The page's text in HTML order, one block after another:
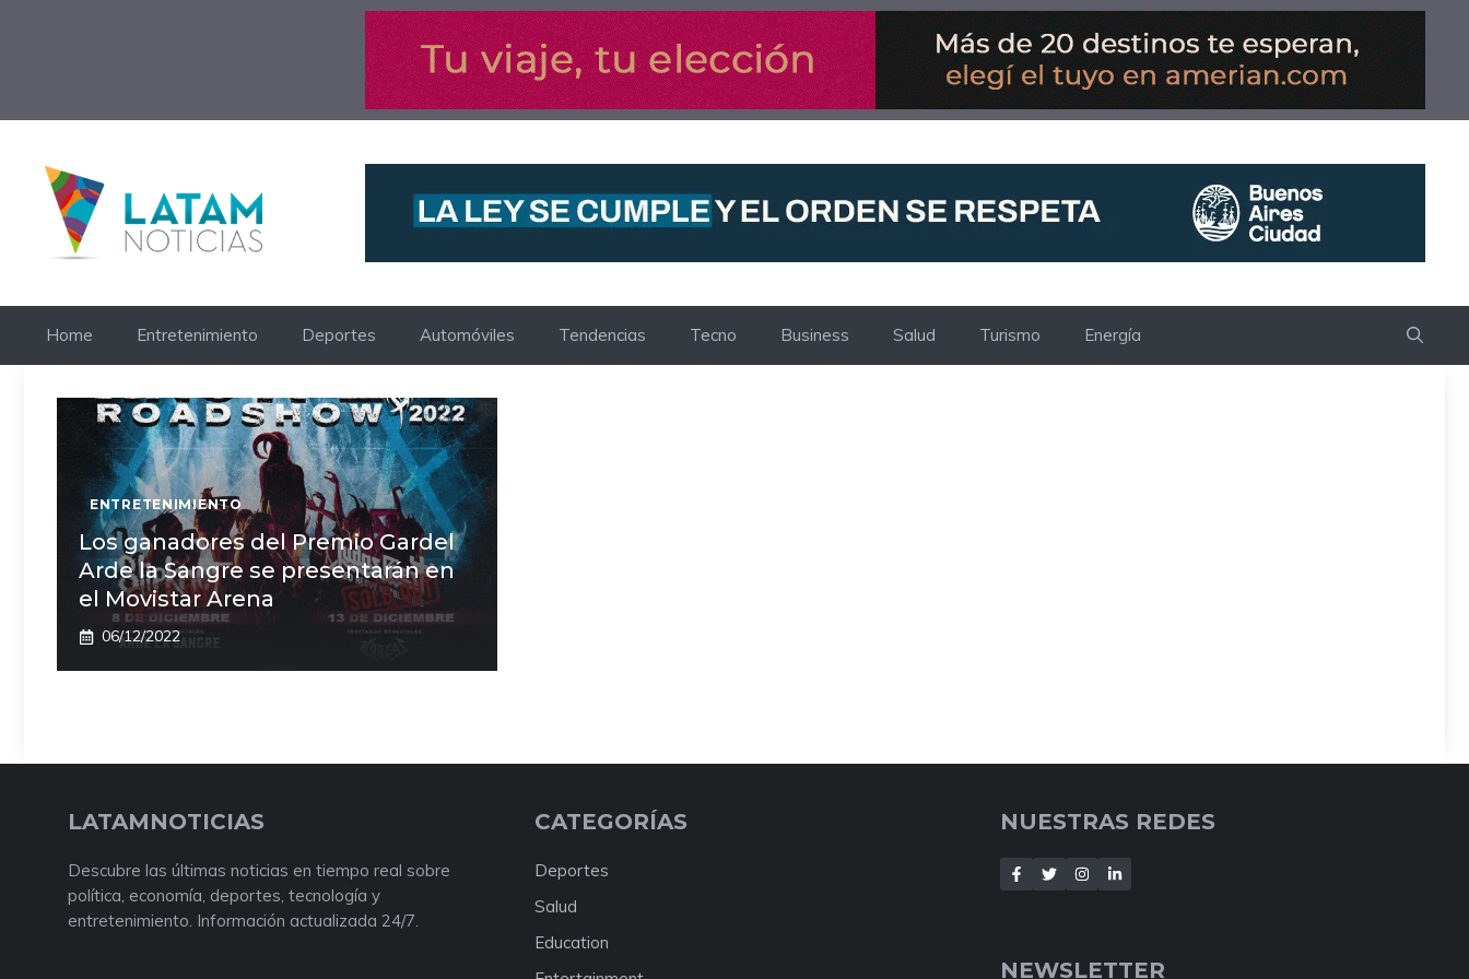
Home Entretenimiento Deportes Automóviles Tendencias Tecno Business Salud Turismo Energía
ENTRETENIMIENTO
Los ganadores del Premio Gardel
Arde la Sangre se presentarán en
el Movistar Arena
06/12/2022
LATAMNOTICIAS
Descubre las últimas noticias en tiempo real sobre
política, economía, deportes, tecnología y
entretenimiento. Información actualizada 24/7.
CATEGORÍAS
Deportes
Salud
Education
NUESTRAS REDES
NEWSLETTER